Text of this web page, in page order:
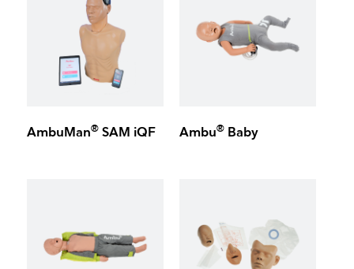
AmbuMan® SAM iQF Ambu®Baby